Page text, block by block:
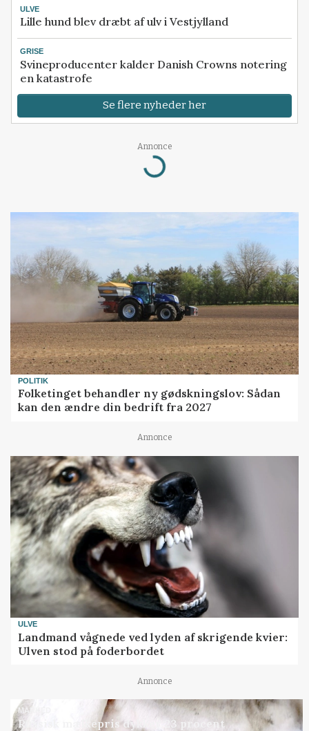
ULVE
Lille hund blev dræbt af ulv i Vestjylland
GRISE
Svineproducenter kalder Danish Crowns notering
en katastrofe
Se flere nyheder her
Annonce
Loading...
POLITIK
Folketinget behandler ny gødskningslov: Sådan
kan den ændre din bedrift fra 2027
Annonce
ULVE
Landmand vågnede ved lyden af skrigende kvier:
Ulven stod på foderbordet
Annonce
MARKED
Russisk mælkepris dykker 23 procent